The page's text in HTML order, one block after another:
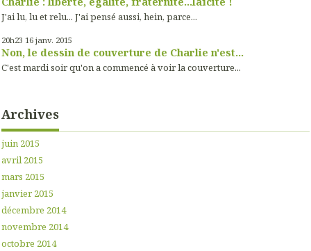
J'ai lu, lu et relu... J'ai pensé aussi, hein, parce...
20h23 16 janv. 2015
Non, le dessin de couverture de Charlie n'est...
C'est mardi soir qu'on a commencé à voir la couverture...
Archives
juin 2015
avril 2015
mars 2015
janvier 2015
décembre 2014
novembre 2014
octobre 2014